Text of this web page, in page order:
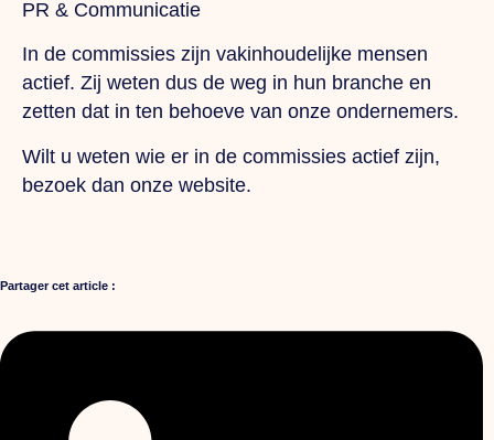
PR & Communicatie
In de commissies zijn vakinhoudelijke mensen
actief. Zij weten dus de weg in hun branche en
zetten dat in ten behoeve van onze ondernemers.
Wilt u weten wie er in de commissies actief zijn,
bezoek dan onze website.
Partager cet article :